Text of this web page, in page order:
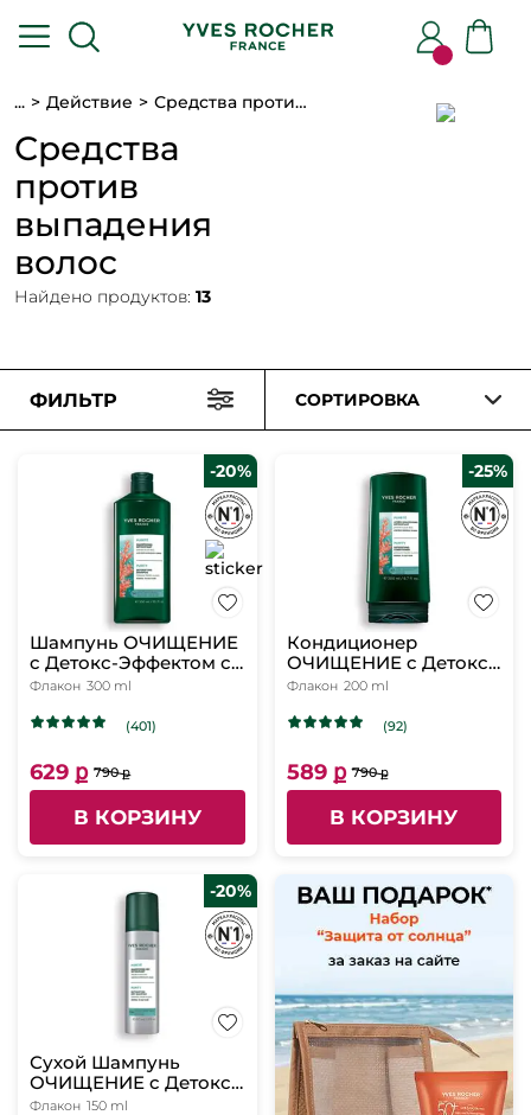
... Действие Средства против выпадения волос
Средства
против
выпадения
волос
Найдено продуктов: 13
ФИЛЬТР СОРТИРОВКА
-20%
Шампунь ОЧИЩЕНИЕ
c Детокс-Эффектом с
Макроводорослями
нормальных и жирных
Флакон 300 ml
(401)
629 ք 790 ք
В КОРЗИНУ
-25%
Кондиционер
ОЧИЩЕНИЕ c Детокс-
Эффектом с
БИО - Для
волос, 200 мл
Флакон 200 ml
(92)
589 ք 790 ք
В КОРЗИНУ
-20%
Сухой Шампунь
ОЧИЩЕНИЕ c Детокс-
Эффектом с
Флакон 150 ml